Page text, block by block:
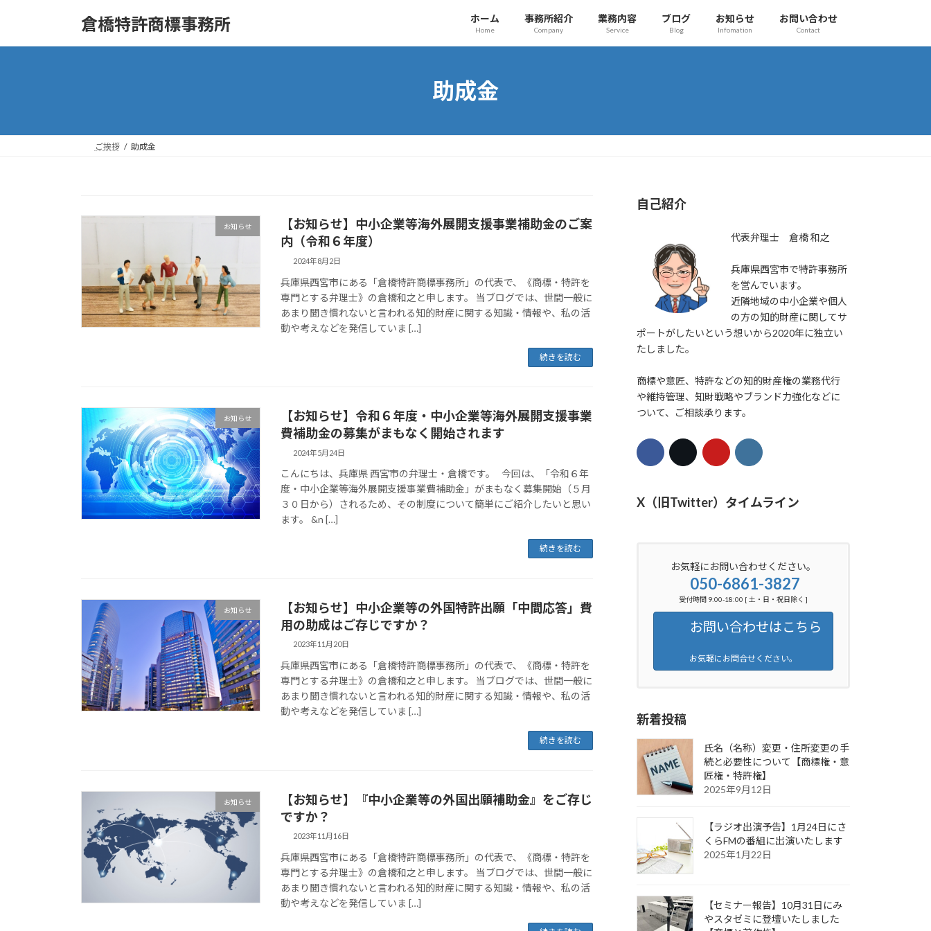
倉橋特許商標事務所 ホーム
Home
事務所紹介
Company
業務内容
Service
ブログ
Blog
お知らせ
Infomation
お問い合わせ
Contact
助成金
ご挨拶 助成金
お知らせ
【お知らせ】中小企業等海外展開支援事業補助金のご案
内（令和６年度）
2024年8月2日
兵庫県西宮市にある「倉橋特許商標事務所」の代表で、《商標・特許を
専門とする弁理士》の倉橋和之と申します。 当ブログでは、世間一般に
あまり聞き慣れないと言われる知的財産に関する知識・情報や、私の活
動や考えなどを発信していま […]
続きを読む
お知らせ
【お知らせ】令和６年度・中小企業等海外展開支援事業
費補助金の募集がまもなく開始されます
2024年5月24日
こんにちは、兵庫県 西宮市の弁理士・倉橋です。 今回は、「令和６年
度・中小企業等海外展開支援事業費補助金」がまもなく募集開始（５月
３０日から）されるため、その制度について簡単にご紹介したいと思い
ます。 &n […]
続きを読む
お知らせ
【お知らせ】中小企業等の外国特許出願「中間応答」費
用の助成はご存じですか？
2023年11月20日
兵庫県西宮市にある「倉橋特許商標事務所」の代表で、《商標・特許を
専門とする弁理士》の倉橋和之と申します。 当ブログでは、世間一般に
あまり聞き慣れないと言われる知的財産に関する知識・情報や、私の活
動や考えなどを発信していま […]
続きを読む
お知らせ
【お知らせ】『中小企業等の外国出願補助金』をご存じ
ですか？
2023年11月16日
兵庫県西宮市にある「倉橋特許商標事務所」の代表で、《商標・特許を
専門とする弁理士》の倉橋和之と申します。 当ブログでは、世間一般に
あまり聞き慣れないと言われる知的財産に関する知識・情報や、私の活
動や考えなどを発信していま […]
自己紹介
代表弁理士 倉橋 和之
兵庫県西宮市で特許事務所
を営んでいます。
近隣地域の中小企業や個人
の方の知的財産に関してサ
ポートがしたいという想いから2020年に独立い
たしました。
商標や意匠、特許などの知的財産権の業務代行
や維持管理、知財戦略やブランド力強化などに
ついて、ご相談承ります。
X（旧Twitter）タイムライン
お気軽にお問い合わせください。
050-6861-3827
受付時間 9:00-18:00 [ 土・日・祝日除く ]
お問い合わせはこちら
お気軽にお問合せください。
新着投稿
氏名（名称）変更・住所変更の手
続と必要性について【商標権・意
匠権・特許権】
2025年9月12日
【ラジオ出演予告】1月24日にさ
くらFMの番組に出演いたします
2025年1月22日
【セミナー報告】10月31日にみ
やスタゼミに登壇いたしました